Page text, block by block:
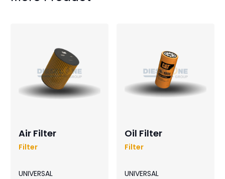
Air Filter
Filter
UNIVERSAL
Oil Filter
Filter
UNIVERSAL